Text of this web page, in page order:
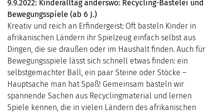
9.9.2022: Kinderalltag anderswo: Recycling-Bastelei und
Bewegungsspiele (ab 6 J.)
Kreativ und reich an Erfindergeist: Oft basteln Kinder in
afrikanischen Ländern ihr Spielzeug einfach selbst aus
Dingen, die sie draußen oder im Haushalt finden. Auch für
Bewegungsspiele lässt sich schnell etwas finden: ein
selbstgemachter Ball, ein paar Steine oder Stöcke –
Hauptsache man hat Spaß! Gemeinsam basteln wir
spannende Sachen aus Recyclingmaterial und lernen
Spiele kennen, die in vielen Ländern des afrikanischen